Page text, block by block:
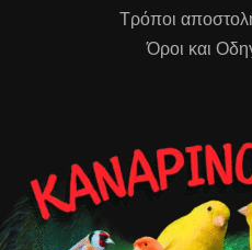
Τρόποι
Όροι και